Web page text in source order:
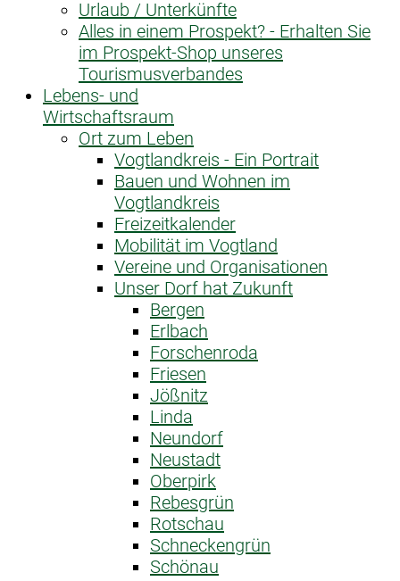
Urlaub / Unterkünfte
Alles in einem Prospekt? - Erhalten Sie
im Prospekt-Shop unseres
Tourismusverbandes
Lebens- und
Wirtschaftsraum
Ort zum Leben
Vogtlandkreis - Ein Portrait
Bauen und Wohnen im
Vogtlandkreis
Freizeitkalender
Mobilität im Vogtland
Vereine und Organisationen
Unser Dorf hat Zukunft
Bergen
Erlbach
Forschenroda
Friesen
Jößnitz
Linda
Neundorf
Neustadt
Oberpirk
Rebesgrün
Rotschau
Schneckengrün
Schönau